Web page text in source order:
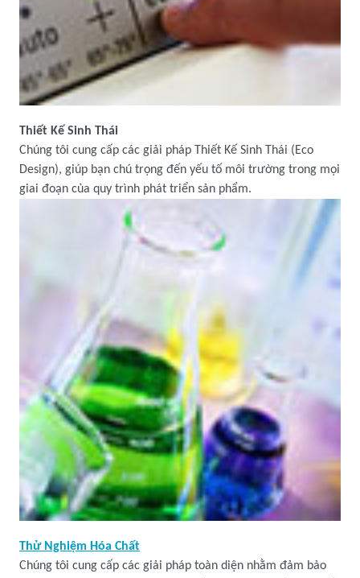
Thiết Kế Sinh Thái
Chúng tôi cung cấp các giải pháp Thiết Kế Sinh Thái (Eco
Design), giúp bạn chú trọng đến yếu tố môi trường trong mọi
giai đoạn của quy trình phát triển sản phẩm.
Thử Nghiệm Hóa Chất
Chúng tôi cung cấp các giải pháp toàn diện nhằm đảm bảo